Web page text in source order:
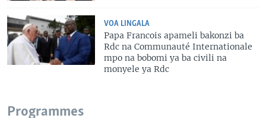
VOA LINGALA
Papa Francois apameli bakonzi ba
Rdc na Communauté Internationale
mpo na bobomi ya ba civili na
monyele ya Rdc
Programmes